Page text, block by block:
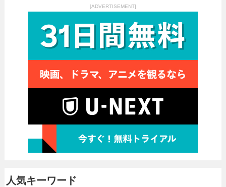
[ADVERTISEMENT]
人気キーワード